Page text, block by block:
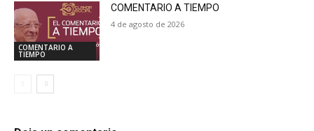
COMENTARIO A
TIEMPO
COMENTARIO A TIEMPO
4 de agosto de 2026